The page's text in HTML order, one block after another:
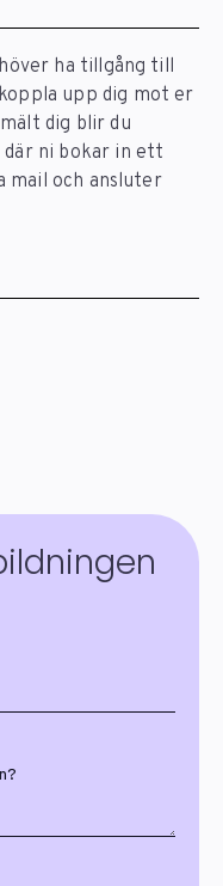
ha tillgång till
upp dig mot er
dig blir du
där ni bokar in ett
mail och ansluter